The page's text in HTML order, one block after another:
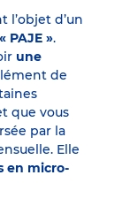
l’objet d’un
PAJE ».
une
de
que vous
par la
Elle
en micro-